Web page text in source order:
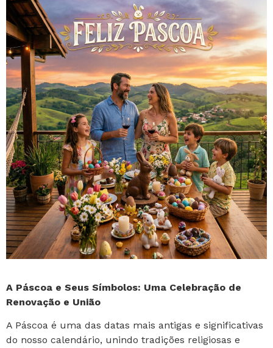
A Páscoa e Seus Símbolos: Uma Celebração de
Renovação e União
A Páscoa é uma das datas mais antigas e significativas
do nosso calendário, unindo tradições religiosas e